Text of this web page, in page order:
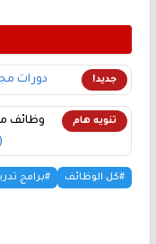
جديد! دورات
تنويه هام
وظائف
#كل الوظائف #برامج